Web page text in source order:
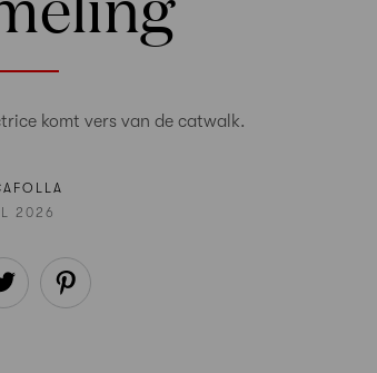
komt vers van de catwalk.
2026